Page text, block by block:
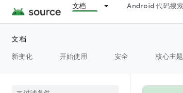
文档 Android 代码搜索
文档
新变化
开始使用 安全 核心主题
.remote
com.android.tradefed.config
com.android.tradefed.config.filt
com .android